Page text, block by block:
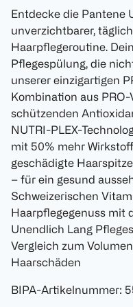
Entdecke die Pantene
unverzichtbarer,
Haarpflegeroutine.
Pflegespülung, die
unserer einzigartigen
Kombination aus
schützenden
NUTRI-PLEX-
mit 50% mehr
geschädigte
– für ein gesund
Schweizerischen
Haarpflegegenuss mit
Unendlich Lang
Vergleich zum
Haarschäden
BIPA-Artikelnummer: